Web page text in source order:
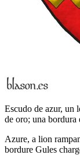
Escudo de azur, un
de oro; una bordura
Azure, a lion
bordure Gules